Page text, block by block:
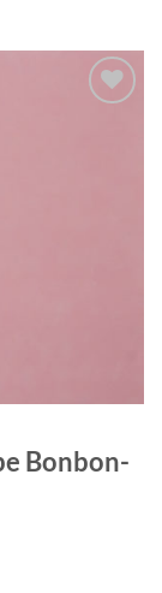
Bonbon-